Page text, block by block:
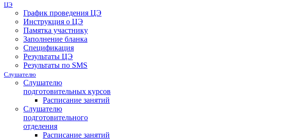
ЦЭ
График проведения ЦЭ
Инструкция о ЦЭ
Памятка участнику
Заполнение бланка
Спецификация
Результаты ЦЭ
Результаты по SMS
Слушателю
Слушателю
подготовительных курсов
Расписание занятий
Слушателю
подготовительного
отделения
Расписание занятий